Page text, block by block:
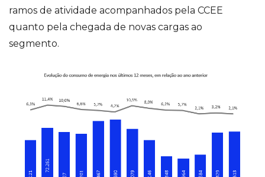
ramos de atividade acompanhados pela CCEE
quanto pela chegada de novas cargas ao
segmento.